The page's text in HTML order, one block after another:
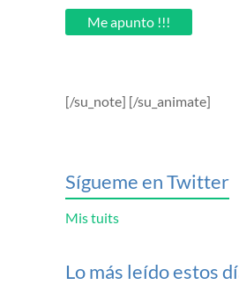
email.Me apunto !!!
[/su_note] [/su_animate]
Sígueme en Twitter
Mis tuits
Lo más leído estos